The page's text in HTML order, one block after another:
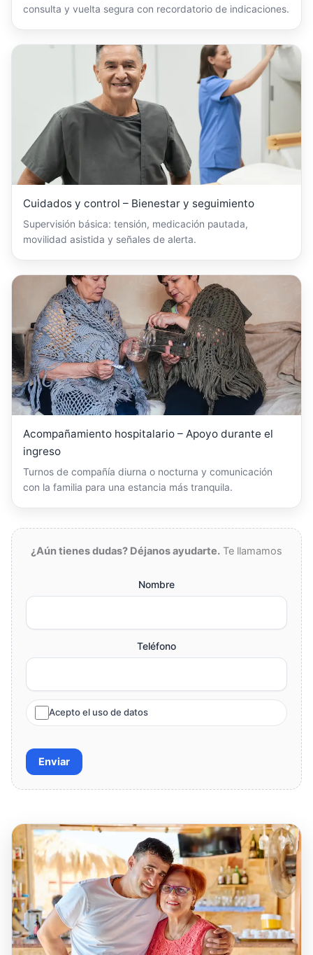
consulta y vuelta segura con recordatorio de indicaciones.
Cuidados y control – Bienestar y seguimiento
Supervisión básica: tensión, medicación pautada,
movilidad asistida y señales de alerta.
Acompañamiento hospitalario – Apoyo durante el
ingreso
Turnos de compañía diurna o nocturna y comunicación
con la familia para una estancia más tranquila.
¿Aún tienes dudas? Déjanos ayudarte. Te llamamos
Nombre
Teléfono
Acepto el uso de datos
Enviar